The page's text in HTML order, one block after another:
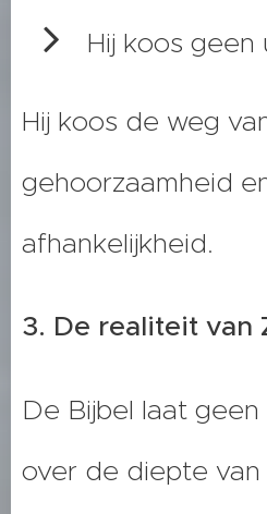
Hij koos geen
Hij koos de weg
gehoorzaamheid
afhankelijkheid.
3. De realiteit van
De Bijbel laat
over de diepte van